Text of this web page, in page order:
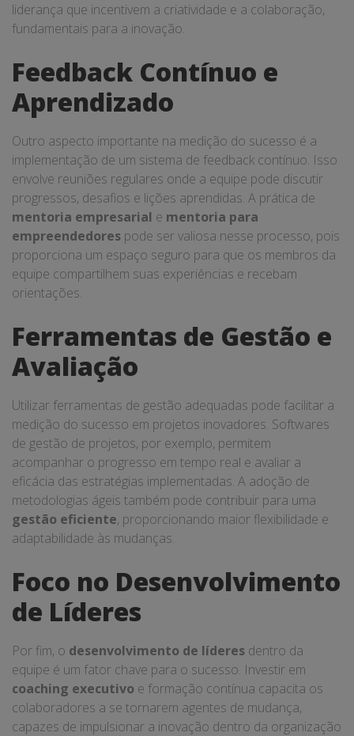
liderança que incentivem a criatividade e a colaboração,
fundamentais para a inovação.
Feedback Contínuo e
Aprendizado
Outro aspecto importante na medição do sucesso é a
implementação de um sistema de feedback contínuo. Isso
envolve reuniões regulares onde a equipe pode discutir
progressos, desafios e lições aprendidas. A prática de
mentoria empresarial e mentoria para
empreendedores pode ser valiosa nesse processo, pois
proporciona um espaço seguro para que os membros da
equipe compartilhem suas experiências e recebam
orientações.
Ferramentas de Gestão e
Avaliação
Utilizar ferramentas de gestão adequadas pode facilitar a
medição do sucesso em projetos inovadores. Softwares
de gestão de projetos, por exemplo, permitem
acompanhar o progresso em tempo real e avaliar a
eficácia das estratégias implementadas. A adoção de
metodologias ágeis também pode contribuir para uma
gestão eficiente, proporcionando maior flexibilidade e
adaptabilidade às mudanças.
Foco no Desenvolvimento
de Líderes
Por fim, o desenvolvimento de líderes dentro da
equipe é um fator chave para o sucesso. Investir em
coaching executivo e formação contínua capacita os
colaboradores a se tornarem agentes de mudança,
capazes de impulsionar a inovação dentro da organização